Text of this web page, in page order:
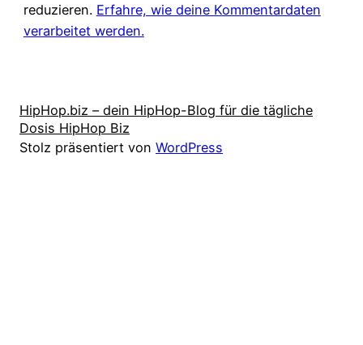
reduzieren. Erfahre, wie deine Kommentardaten
verarbeitet werden.
HipHop.biz – dein HipHop-Blog für die tägliche
Dosis HipHop Biz
Stolz präsentiert von WordPress